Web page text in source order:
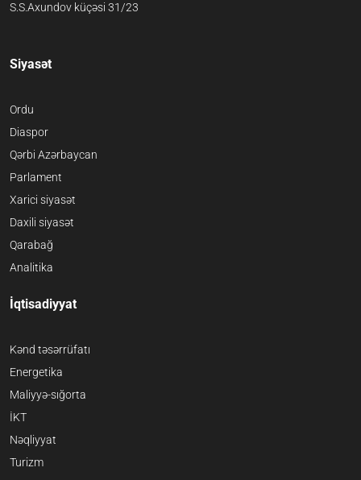
S.S.Axundov küçəsi 31/23
Siyasət
Ordu
Diaspor
Qərbi Azərbaycan
Parlament
Xarici siyasət
Daxili siyasət
Qarabağ
Analitika
İqtisadiyyat
Kənd təsərrüfatı
Energetika
Maliyyə-sığorta
İKT
Nəqliyyat
Turizm